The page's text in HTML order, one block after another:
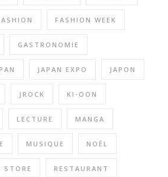
FASHION WEEK
GASTRONOMIE
JAPAN EXPO JAPON
JROCK KI-OON
LECTURE MANGA
MUSIQUE NOËL
STORE RESTAURANT